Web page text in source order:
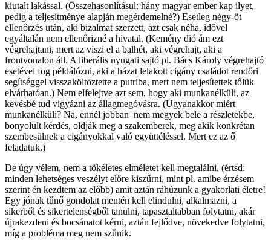
kiutalt lakással. (Összehasonlításul: hány magyar ember kap ilyet,
pedig a teljesítménye alapján megérdemelné?) Esetleg négy-öt
ellenőrzés után, aki bizalmat szerzett, azt csak néha, idővel
egyáltalán nem ellenőrizné a hivatal. (Kemény dió ám ezt
végrehajtani, mert az viszi el a balhét, aki végrehajt, aki a
frontvonalon áll. A liberális nyugati sajtó pl. Bács Károly végrehajtó
esetével fog példálózni, aki a házat lelakott cigány családot rendőri
segítséggel visszaköltöztette a putriba, mert nem teljesítettek tőlük
elvárhatóan.) Nem elfelejtve azt sem, hogy aki munkanélküli, az
kevésbé tud vigyázni az állagmegóvásra. (Ugyanakkor miért
munkanélküli? Na, ennél jobban nem megyek bele a részletekbe,
bonyolult kérdés, oldják meg a szakemberek, meg akik konkrétan
szembesülnek a cigányokkal való együttéléssel. Mert ez az ő
feladatuk.)
De úgy vélem, nem a tökéletes elméletet kell megtalálni, (értsd:
minden lehetséges veszélyt előre kiszűrni, mint pl. amibe érzésem
szerint én kezdtem az előbb) amit aztán ráhúzunk a gyakorlati életre!
Egy jónak tűnő gondolat mentén kell elindulni, alkalmazni, a
sikerből és sikertelenségből tanulni, tapasztaltabban folytatni, akár
újrakezdeni és bocsánatot kérni, aztán fejlődve, növekedve folytatni,
míg a probléma meg nem szűnik.